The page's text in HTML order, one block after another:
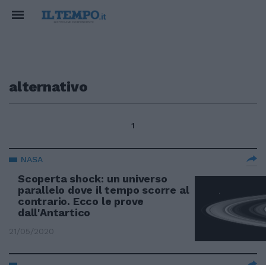
alternativo
1
NASA
Scoperta shock: un universo
parallelo dove il tempo scorre al
contrario. Ecco le prove
dall'Antartico
21/05/2020